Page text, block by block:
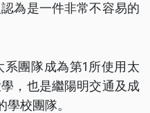
為是一件非常不容易的
團隊成為第1所使用太
，也是繼陽明交通及成
校團隊。